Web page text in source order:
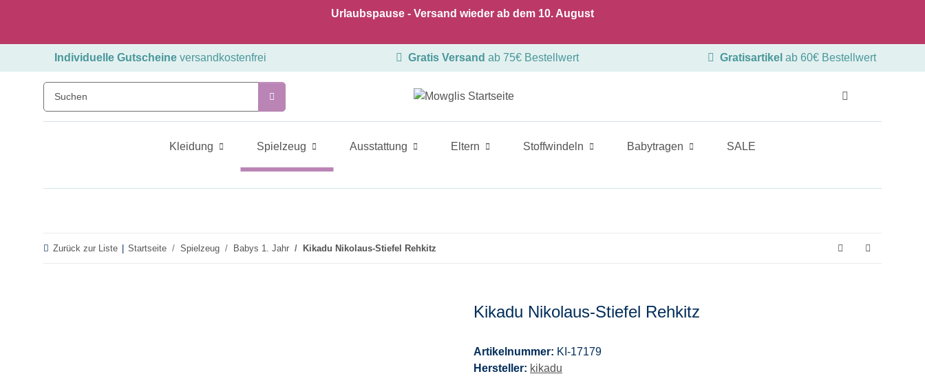
Urlaubspause - Versand wieder ab dem 10. August
Individuelle Gutscheine versandkostenfrei Gratis Versand ab 75€ Bestellwert Gratisartikel ab 60€ Bestellwert
Kleidung Spielzeug Ausstattung Eltern Stoffwindeln Babytragen SALE
Zurück zur Liste Startseite Spielzeug Babys 1. Jahr Kikadu Nikolaus-Stiefel Rehkitz
Kikadu Nikolaus-Stiefel Rehkitz
Artikelnummer: KI-17179
Hersteller: kikadu